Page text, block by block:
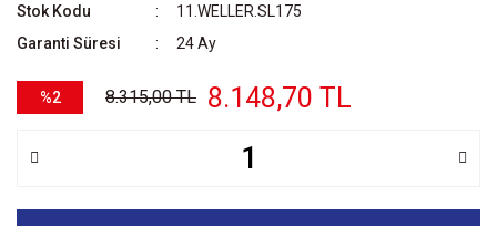
Stok Kodu
11.WELLER.SL175
Garanti Süresi
24 Ay
%2 8.315,00 TL 8.148,70 TL